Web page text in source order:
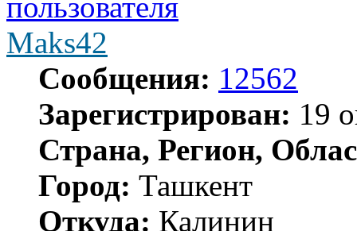
Maks42
Сообщения: 12562
Зарегистрирован: 19
Страна, Регион,
Город: Ташкент
Откуда: Калинин